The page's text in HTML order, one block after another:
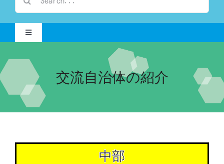
索
…
Toggle
Navigation
Home-2024-
会場案内
交流自治体の紹介
中部